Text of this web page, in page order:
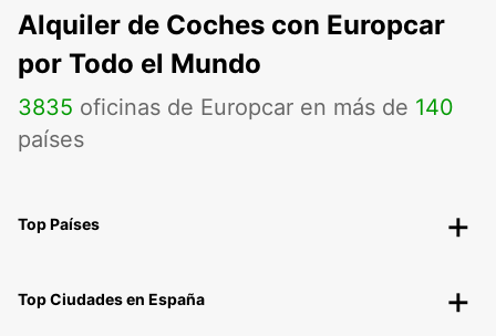
Alquiler de Coches con Europcar
por Todo el Mundo
3835 oficinas de Europcar en más de 140
países
Top Países
Top Ciudades en España